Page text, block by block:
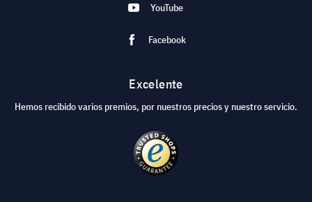
YouTube
Facebook
Excelente
Hemos recibido varios premios, por nuestros precios y nuestro servicio.